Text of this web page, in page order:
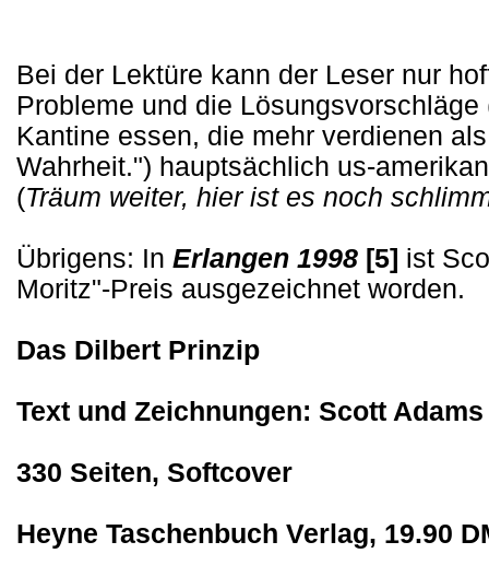
Bei der Lektüre kann der Leser nur
Probleme und die
Kantine essen, die mehr verdienen
Wahrheit.") hauptsächlich us-
(Träum weiter, hier ist es noch
Übrigens: In Erlangen 1998 [5] ist
Moritz"-Preis ausgezeichnet worden.
Das Dilbert Prinzip
Text und Zeichnungen: Scott Adams
330 Seiten, Softcover
Heyne Taschenbuch Verlag, 19.90